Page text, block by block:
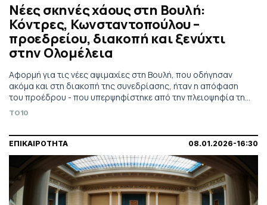
Νέες σκηνές χάους στη Βουλή:
Κόντρες, Κωνσταντοπούλου –
προεδρείου, διακοπή και ξενύχτι
στην Ολομέλεια
Αφορμή για τις νέες αψιμαχίες στη Βουλή, που οδήγησαν
ακόμα και στη διακοπή της συνεδρίασης, ήταν η απόφαση
του προέδρου - που υπερψηφίστηκε από την πλειοψηφία της
ΝΔ - να ολοκληρωθούν οι εργασίες στις 11 το βράδυ, γεγονός
TO10
ΕΠΙΚΑΙΡΟΤΗΤΑ 08.01.2026-16:30